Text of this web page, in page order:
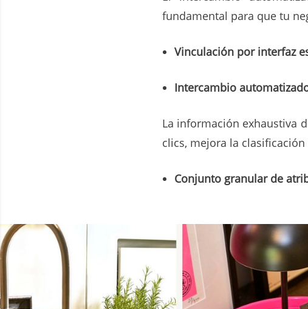
fundamental para que tu
Vinculación por interfaz
Intercambio
La información exhaustiva
clics, mejora la
Conjunto granular de